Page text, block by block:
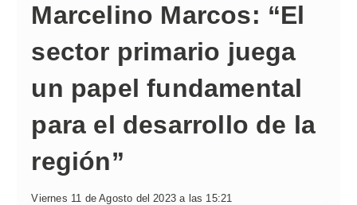
Marcelino Marcos: “El
sector primario juega
un papel fundamental
para el desarrollo de la
región”
Viernes 11 de Agosto del 2023 a las 15:21